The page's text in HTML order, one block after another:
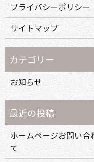
プライバシーポリシー
サイトマップ
お知らせ
ホームページお問い合
て